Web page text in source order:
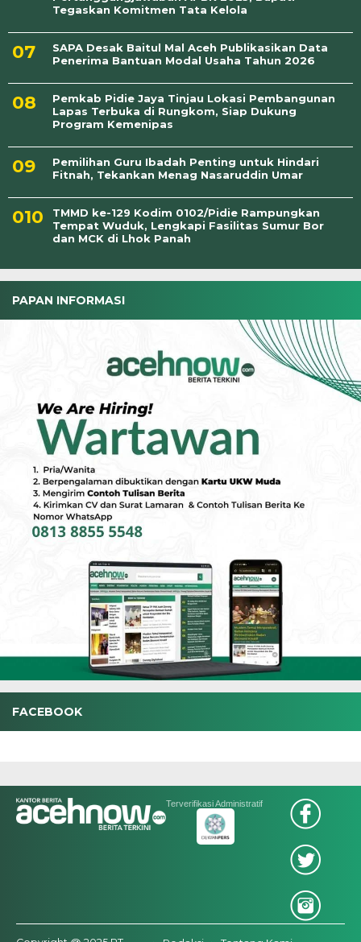
Tegaskan Komitmen Tata Kelola
SAPA Desak Baitul Mal Aceh Publikasikan Data
Penerima Bantuan Modal Usaha Tahun 2026
Pemkab Pidie Jaya Tinjau Lokasi Pembangunan
Lapas Terbuka di Rungkom, Siap Dukung
Program Kemenipas
Pemilihan Guru Ibadah Penting untuk Hindari
Fitnah, Tekankan Menag Nasaruddin Umar
TMMD ke-129 Kodim 0102/Pidie Rampungkan
Tempat Wuduk, Lengkapi Fasilitas Sumur Bor
dan MCK di Lhok Panah
PAPAN INFORMASI
FACEBOOK
Terverifikasi Administratif